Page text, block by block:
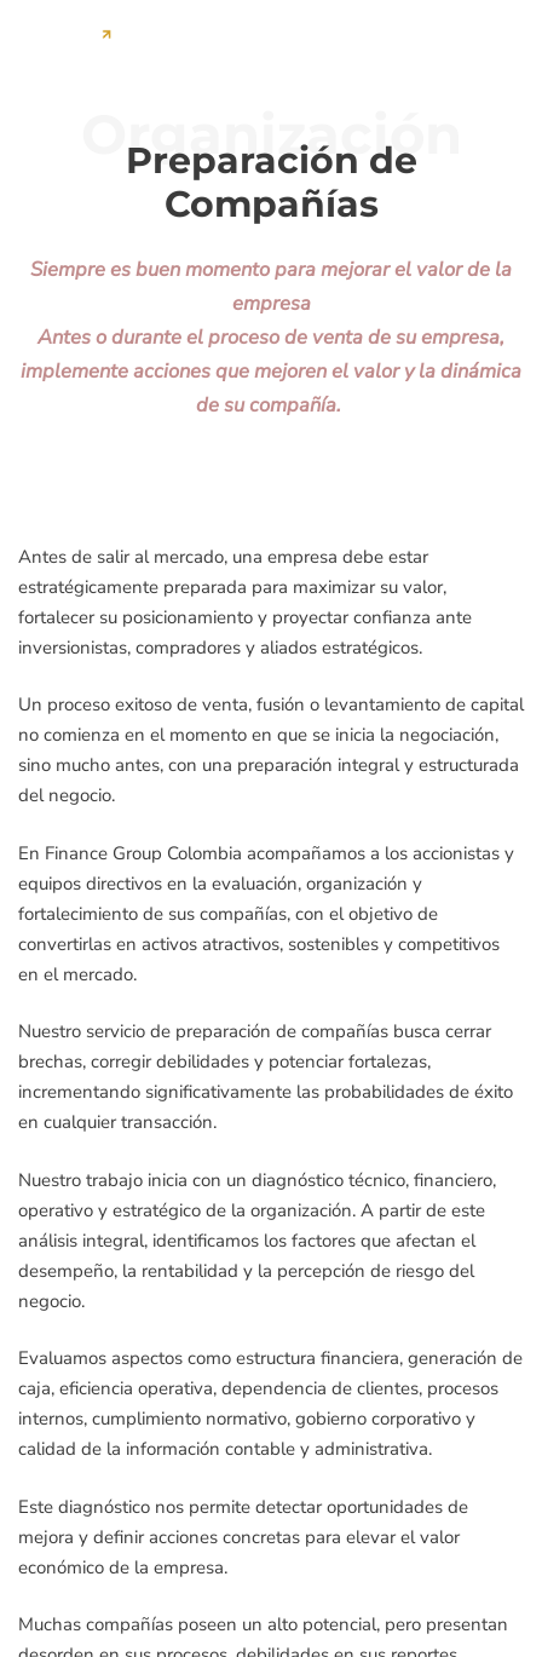
Organización
Preparación de
Compañías
Siempre es buen momento para mejorar el valor de la
empresa
Antes o durante el proceso de venta de su empresa,
implemente acciones que mejoren el valor y la dinámica
de su compañía.
Antes de salir al mercado, una empresa debe estar
estratégicamente preparada para maximizar su valor,
fortalecer su posicionamiento y proyectar confianza ante
inversionistas, compradores y aliados estratégicos.
Un proceso exitoso de venta, fusión o levantamiento de capital
no comienza en el momento en que se inicia la negociación,
sino mucho antes, con una preparación integral y estructurada
del negocio.
En Finance Group Colombia acompañamos a los accionistas y
equipos directivos en la evaluación, organización y
fortalecimiento de sus compañías, con el objetivo de
convertirlas en activos atractivos, sostenibles y competitivos
en el mercado.
Nuestro servicio de preparación de compañías busca cerrar
brechas, corregir debilidades y potenciar fortalezas,
incrementando significativamente las probabilidades de éxito
en cualquier transacción.
Nuestro trabajo inicia con un diagnóstico técnico, financiero,
operativo y estratégico de la organización. A partir de este
análisis integral, identificamos los factores que afectan el
desempeño, la rentabilidad y la percepción de riesgo del
negocio.
Evaluamos aspectos como estructura financiera, generación de
caja, eficiencia operativa, dependencia de clientes, procesos
internos, cumplimiento normativo, gobierno corporativo y
calidad de la información contable y administrativa.
Este diagnóstico nos permite detectar oportunidades de
mejora y definir acciones concretas para elevar el valor
económico de la empresa.
Muchas compañías poseen un alto potencial, pero presentan